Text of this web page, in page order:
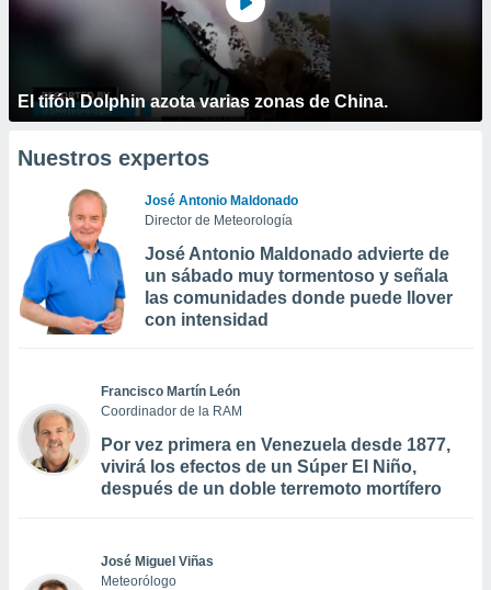
El tifón Dolphin azota varias zonas de China.
Nuestros expertos
José Antonio Maldonado
Director de Meteorología
José Antonio Maldonado advierte de
un sábado muy tormentoso y señala
las comunidades donde puede llover
con intensidad
Francisco Martín León
Coordinador de la RAM
Por vez primera en Venezuela desde 1877,
vivirá los efectos de un Súper El Niño,
después de un doble terremoto mortífero
José Miguel Viñas
Meteorólogo